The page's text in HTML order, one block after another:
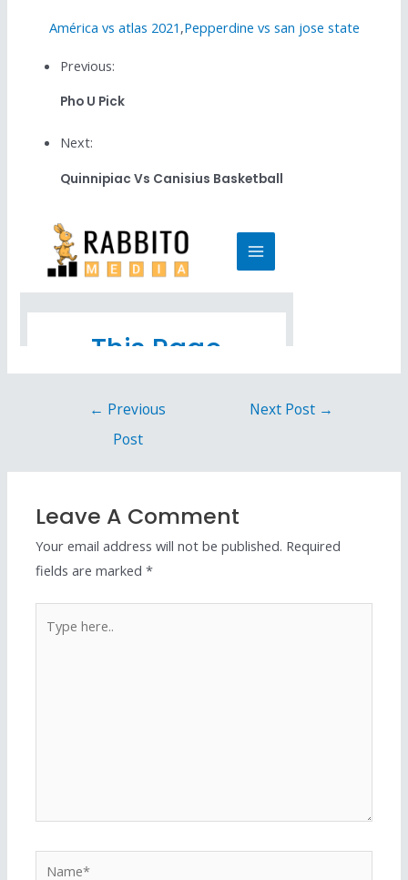
América vs atlas 2021 ,Pepperdine vs san jose state
Previous:
Pho U Pick
Next:
Quinnipiac Vs Canisius Basketball
← Previous
Post
Next Post →
Leave A Comment
Your email address will not be published. Required
fields are marked*